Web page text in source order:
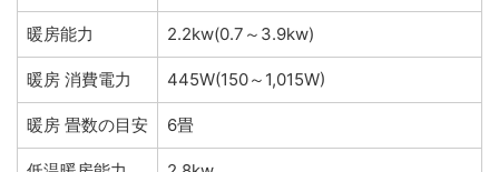
暖房能力 2.2kw(0.7～3.9kw)
暖房 消費電力 445W(150～1,015W)
暖房 畳数の目安 6畳